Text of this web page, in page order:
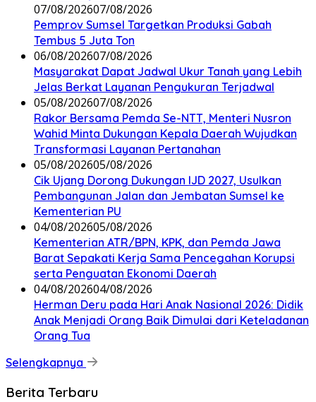
07/08/202607/08/2026
Pemprov Sumsel Targetkan Produksi Gabah
Tembus 5 Juta Ton
06/08/202607/08/2026
Masyarakat Dapat Jadwal Ukur Tanah yang Lebih
Jelas Berkat Layanan Pengukuran Terjadwal
05/08/202607/08/2026
Rakor Bersama Pemda Se-NTT, Menteri Nusron
Wahid Minta Dukungan Kepala Daerah Wujudkan
Transformasi Layanan Pertanahan
05/08/202605/08/2026
Cik Ujang Dorong Dukungan IJD 2027, Usulkan
Pembangunan Jalan dan Jembatan Sumsel ke
Kementerian PU
04/08/202605/08/2026
Kementerian ATR/BPN, KPK, dan Pemda Jawa
Barat Sepakati Kerja Sama Pencegahan Korupsi
serta Penguatan Ekonomi Daerah
04/08/202604/08/2026
Herman Deru pada Hari Anak Nasional 2026: Didik
Anak Menjadi Orang Baik Dimulai dari Keteladanan
Orang Tua
Selengkapnya
Berita Terbaru